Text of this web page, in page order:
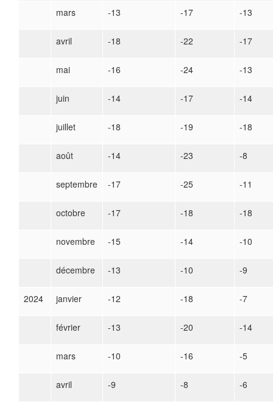
mars -13 -17 -13
avril -18 -22 -17
mai -16 -24 -13
juin -14 -17 -14
juillet -18 -19 -18
août -14 -23 -8
septembre -17 -25 -11
octobre -17 -18 -18
novembre -15 -14 -10
décembre -13 -10 -9
2024 janvier -12 -18 -7
février -13 -20 -14
mars -10 -16 -5
avril -9 -8 -6